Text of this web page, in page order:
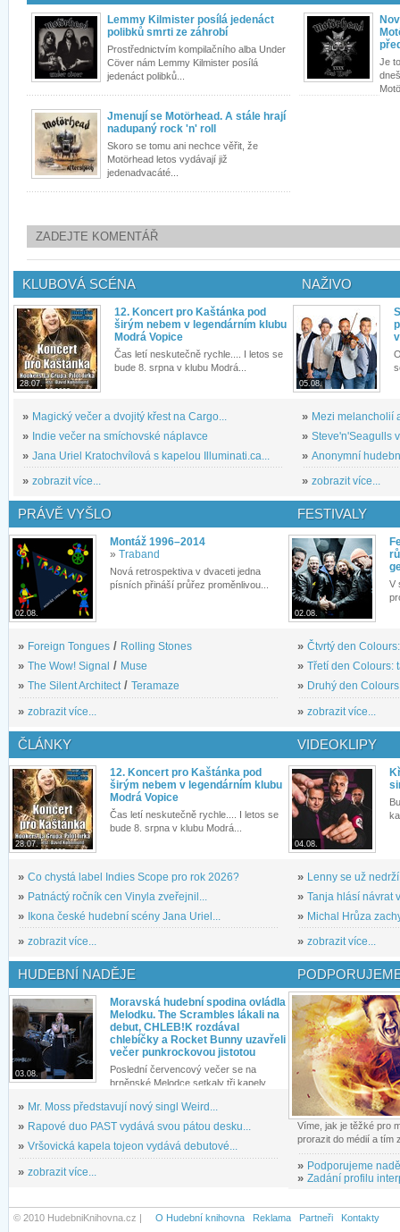
Lemmy Kilmister posílá jedenáct
polibků smrti ze záhrobí
Prostřednictvím kompilačního alba Under
Cöver nám Lemmy Kilmister posílá
jedenáct polibků...
Je
Jmenují se Motörhead. A stále hrají
nadupaný rock 'n' roll
Skoro se tomu ani nechce věřit, že
Motörhead letos vydávají již
jedenadvacáté...
ZADEJTE KOMENTÁŘ
KLUBOVÁ SCÉNA
28.07.
12. Koncert pro Kaštánka pod
širým nebem v legendárním klubu
Modrá Vopice
Čas letí neskutečně rychle.... I letos se
bude 8. srpna v klubu Modrá...
» Magický večer a dvojitý křest na Cargo...
» Indie večer na smíchovské náplavce
» Jana Uriel Kratochvílová s kapelou Illuminati.ca...
» zobrazit více...
NAŽIVO
05.08.
» Mezi melancholií
» Steve'n'Seagulls
» Anonymní
» zobrazit více...
PRÁVĚ VYŠLO
02.08.
Montáž 1996–2014
» Traband
Nová retrospektiva v dvaceti jedna
písních přináší průřez proměnlivou...
» Foreign Tongues / Rolling Stones
» The Wow! Signal / Muse
» The Silent Architect/ Teramaze
» zobrazit více...
FESTIVALY
02.08.
V
» Čtvrtý den
» Třetí den Colours:
» Druhý den
» zobrazit více...
ČLÁNKY
28.07.
12. Koncert pro Kaštánka pod
širým nebem v legendárním klubu
Modrá Vopice
Čas letí neskutečně rychle.... I letos se
bude 8. srpna v klubu Modrá...
» Co chystá label Indies Scope pro rok 2026?
» Patnáctý ročník cen Vinyla zveřejnil...
» Ikona české hudební scény Jana Uriel...
» zobrazit více...
VIDEOKLIPY
04.08.
» Lenny se už
» Tanja hlásí návrat
» Michal Hrůza
» zobrazit více...
HUDEBNÍ NADĚJE
03.08.
Moravská hudební spodina ovládla
Melodku. The Scrambles lákali na
debut, CHLEB!K rozdával
chlebíčky a Rocket Bunny uzavřeli
večer punkrockovou jistotou
Poslední červencový večer se na
brněnské Melodce setkaly tři kapely...
» Mr. Moss představují nový singl Weird...
» Rapové duo PAST vydává svou pátou desku...
» Vršovická kapela tojeon vydává debutové...
» zobrazit více...
Víme, jak je těžké pro
prorazit do médií a tím
» Podporujeme
» Zadání profilu
© 2010 HudebniKnihovna.cz | O Hudební knihovna Reklama Partneři Kontakty